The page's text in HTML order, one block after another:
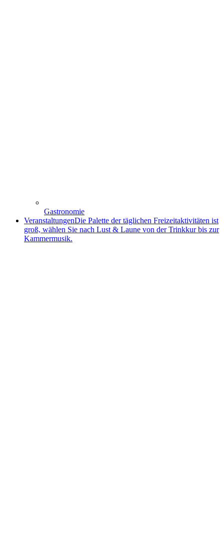
Gastronomie
VeranstaltungenDie Palette der täglichen Freizeitaktivitäten ist
groß, wählen Sie nach Lust & Laune von der Trinkkur bis zur
Kammermusik.